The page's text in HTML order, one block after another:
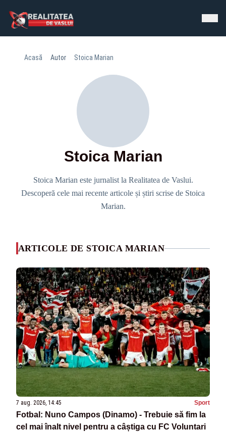
Acasă Autor Stoica Marian
Stoica Marian
Stoica Marian este jurnalist la Realitatea de Vaslui.
Descoperă cele mai recente articole și știri scrise de Stoica
Marian.
ARTICOLE DE STOICA MARIAN
7 aug. 2026, 14:45 Sport
Fotbal: Nuno Campos (Dinamo) - Trebuie să fim la
cel mai înalt nivel pentru a câștiga cu FC Voluntari